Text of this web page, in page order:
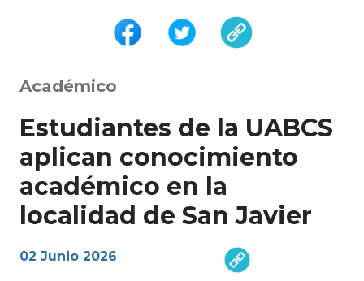
Académico
Estudiantes de la UABCS
aplican conocimiento
académico en la
localidad de San Javier
02 Junio 2026